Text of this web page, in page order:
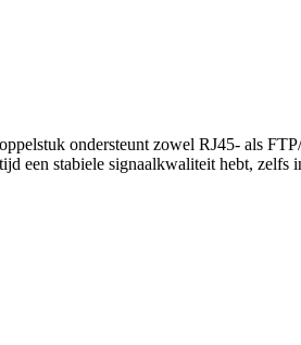
ondersteunt zowel RJ45- als
een stabiele signaalkwaliteit hebt,